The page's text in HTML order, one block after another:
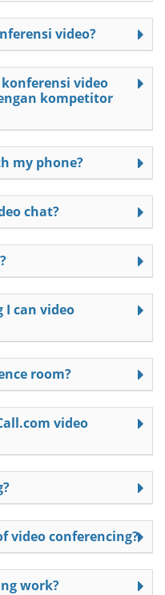
video?
video
kompetitor
my phone?
chat?
can video
room?
video
video conferencing?
work?